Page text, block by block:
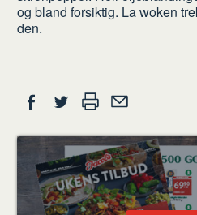
du
og bland forsiktig. La woken
den.
Del
på
Facebook
på
Twitter
ut en
venn